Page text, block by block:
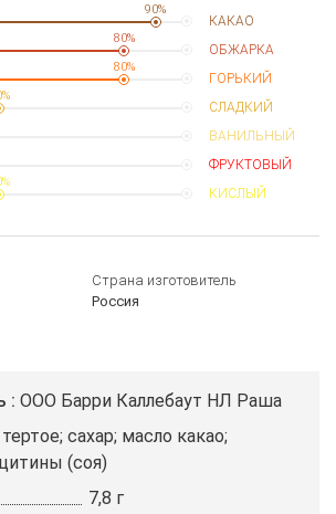
90%
КАКАО
80%
ОБЖАРКА
80%
ГОРЬКИЙ
СЛАДКИЙ
ВАНИЛЬНЫЙ
ФРУКТОВЫЙ
КИСЛЫЙ
Страна изготовитель
Россия
ООО Барри Каллебаут НЛ Раша
сахар; масло какао;
(соя)
7,8 г